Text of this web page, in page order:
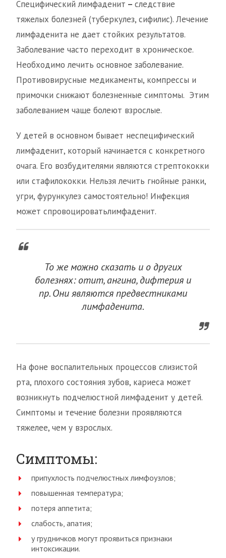
Специфический лимфаденит – следствие
тяжелых болезней (туберкулез, сифилис). Лечение
лимфаденита не дает стойких результатов.
Заболевание часто переходит в хроническое.
Необходимо лечить основное заболевание.
Противовирусные медикаменты, компрессы и
примочки снижают болезненные симптомы. Этим
заболеванием чаще болеют взрослые.
У детей в основном бывает неспецифический
лимфаденит, который начинается с конкретного
очага. Его возбудителями являются стрептококки
или стафилококки. Нельзя лечить гнойные ранки,
угри, фурункулез самостоятельно! Инфекция
может спровоцироватьлимфаденит.
То же можно сказать и о других
болезнях: отит, ангина, дифтерия и
пр. Они являются предвестниками
лимфаденита.
На фоне воспалительных процессов слизистой
рта, плохого состояния зубов, кариеса может
возникнуть подчелюстной лимфаденит у детей.
Симптомы и течение болезни проявляются
тяжелее, чем у взрослых.
Симптомы:
припухлость подчелюстных лимфоузлов;
повышенная температура;
потеря аппетита;
слабость, апатия;
у грудничков могут проявиться признаки
интоксикации.